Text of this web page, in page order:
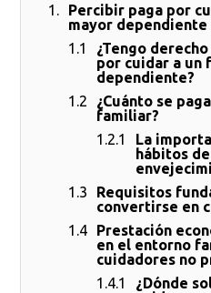
Percibir paga por
mayor dependiente
¿Tengo
por cuidar a un
dependiente?
¿Cuánto se
familiar?
La
hábitos
Requisitos
convertirse en
Prestación
en el entorno
cuidadores no
¿Dónde